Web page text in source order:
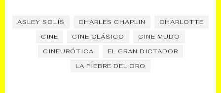
ASLEY SOLÍS CHARLES CHAPLIN
CHARLOTTE
CINE
CINE CLÁSICO
CINE MUDO
CINEURÓTICA
EL GRAN DICTADOR
LA FIEBRE DEL ORO